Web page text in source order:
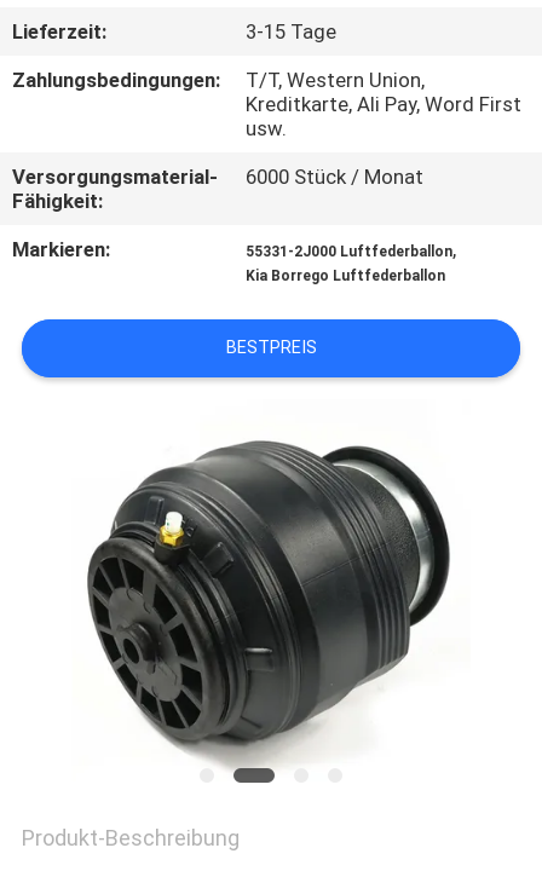
TRETEN
SIE
IN
SIE
EIN
SITEMAP
PRIVACY
POLICY
Lieferzeit:
3-15 Tage
Zahlungsbedingungen:
T/T, Western Union,
Kreditkarte, Ali Pay, Word First
usw.
Versorgungsmaterial-
Fähigkeit:
6000 Stück / Monat
Markieren: 55331-2J000 Luftfederballon,
Kia Borrego Luftfederballon
BESTPREIS
Produkt-Beschreibung